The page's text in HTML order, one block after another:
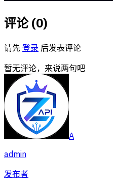
评论 (0)
请先 登录 后发表评论
暂无评论，来说两句吧
A
admin
发布者